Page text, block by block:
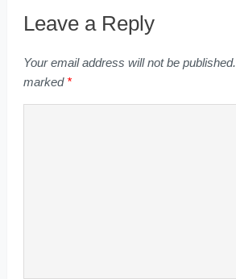
Leave a Reply
Your email address will not be published.
marked *